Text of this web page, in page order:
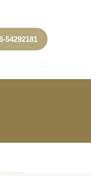
54292181